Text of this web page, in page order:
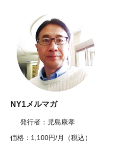
NY1メルマガ
発行者：児島康孝
価格：1,100円/月（税込）